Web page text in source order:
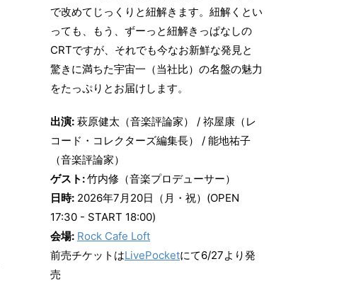
で改めてじっくりと紐解きます。紐解くとい
っても、もう、ずーっと紐解きっぱなしの
CRTですが、それでも今なお新鮮な発見と
驚きに満ちた宇宙一（当社比）の名盤の魅力
をたっぷりとお届けします。
出演: 萩原健太（音楽評論家） / 祢屋康（レ
コード・コレクターズ編集長） / 能地祐子
（音楽評論家）
ゲスト:竹内修（音楽プロデューサー）
日時: 2026年7月20日（月・祝）(OPEN
17:30 - START 18:00)
会場: Rock Cafe Loft
前売チケットはLivePocketにて6/27より発
売